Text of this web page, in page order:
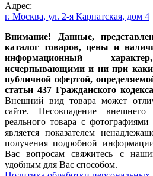
Адрес:
г. Москва, ул. 2-я Карпатская, дом 4
Внимание! Данные,
каталог товаров, цены и
информационный
исчерпывающими и ни при
публичной офертой,
статьи 437 Гражданского
Внешний вид товара может
сайте. Несовпадение
реального товара с
является показателем
получения подробной
Вас вопросам свяжитесь с
удобным для Вас способом.